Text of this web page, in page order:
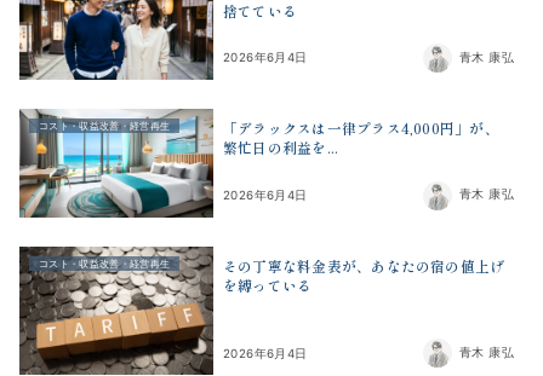
捨てている
2026年6月4日 青木 康弘
コスト・収益改善・経営再生
「デラックスは一律プラス4,000円」が、
繁忙日の利益を...
2026年6月4日 青木 康弘
コスト・収益改善・経営再生
その丁寧な料金表が、あなたの宿の値上げ
を縛っている
2026年6月4日 青木 康弘